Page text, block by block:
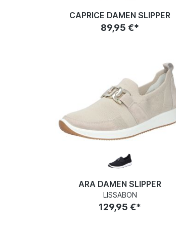
CAPRICE DAMEN SLIPPER
89,95 €*
ARA DAMEN SLIPPER
LISSABON
129,95 €*